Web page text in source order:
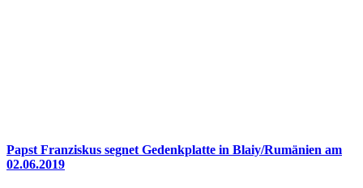
Papst Franziskus segnet Gedenkplatte in Blaiy/Rumänien am
02.06.2019